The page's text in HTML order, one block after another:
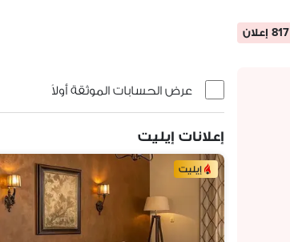
817 إعلان
عرض الحسابات الموثقة أولاً
إعلانات إيليت
إيليت